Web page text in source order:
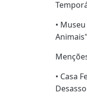
•
Animais"
• Casa